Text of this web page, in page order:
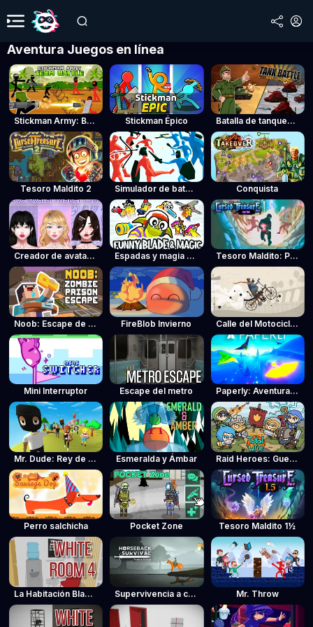
Aventura Juegos en línea
Stickman Army: Batalla por equipos Stickman Épico Batalla de tanques: Comandante de guerra
Tesoro Maldito 2 Simulador de batallas divertido Conquista
Creador de avatares en tiempo real: Chicas Espadas y magia divertidas Tesoro Maldito: Paquete de Niveles
Noob: Escape de la cárcel de zombies FireBlob Invierno Calle del Motociclista
Mini Interruptor Escape del metro Paperly: Aventura del avión de papel
Mr. Dude: Rey de la colina Esmeralda y Ámbar Raid Heroes: Guerra total
Perro salchicha Pocket Zone Tesoro Maldito 1½
La Habitación Blanca 4 Supervivencia a caballo Mr. Throw